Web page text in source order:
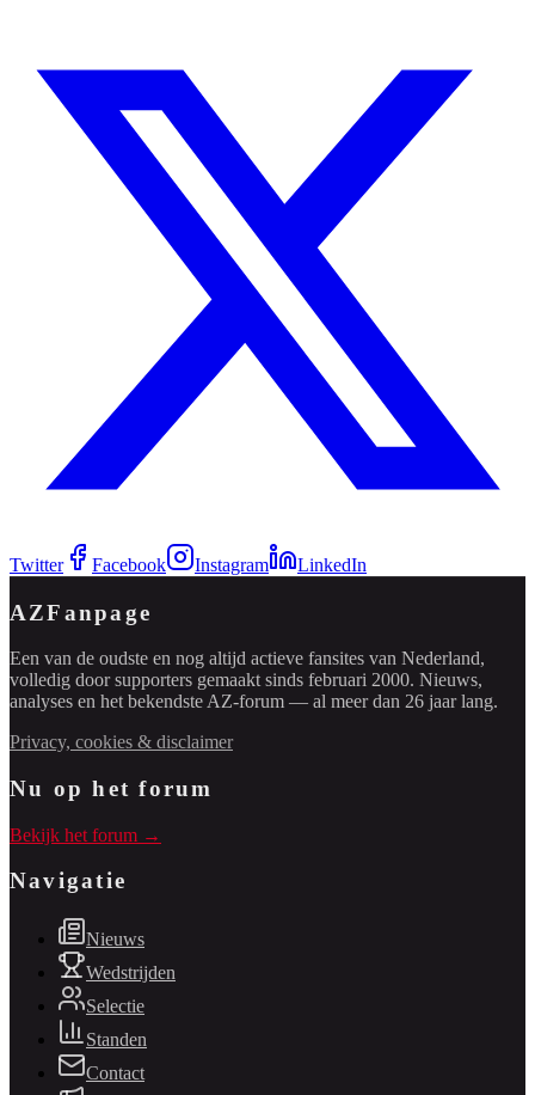
Twitter Facebook Instagram LinkedIn
AZFanpage
Een van de oudste en nog altijd actieve fansites van Nederland,
volledig door supporters gemaakt sinds februari 2000. Nieuws,
analyses en het bekendste AZ-forum — al meer dan 26 jaar lang.
Privacy, cookies & disclaimer
Nu op het forum
Bekijk het forum →
Navigatie
Nieuws
Wedstrijden
Selectie
Standen
Contact